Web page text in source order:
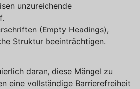
unzureichende
(Empty Headings),
Struktur beeinträchtigen.
daran, diese Mängel zu
eine vollständige Barrierefreiheit